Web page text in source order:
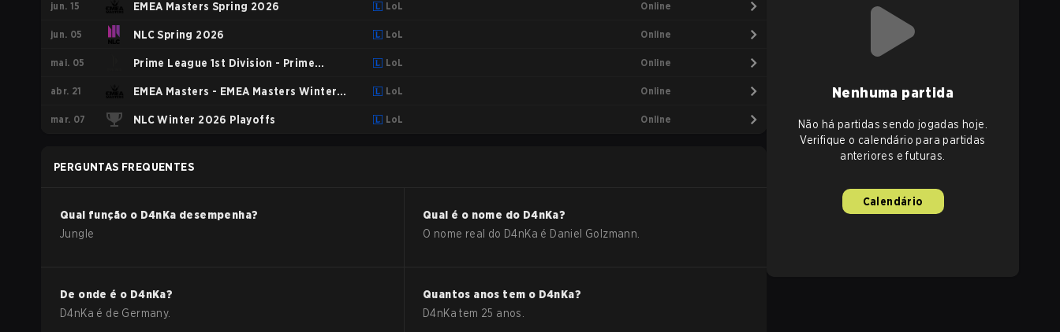
jun. 15 EMEA Masters Spring 2026 LoL Online
jun. 05 NLC Spring 2026 LoL Online
mai. 05 Prime League 1st Division - Prime
League 1st Division Spring 2026
LoL Online
abr. 21 EMEA Masters - EMEA Masters Winter
2026
LoL Online
mar. 07 NLC Winter 2026 Playoffs LoL Online
PERGUNTAS FREQUENTES
Qual função o D4nKa desempenha?
Jungle
Qual é o nome do D4nKa?
O nome real do D4nKa é Daniel Golzmann
De onde é o D4nKa?
D4nKa é de Germany.
Quantos anos tem o D4nKa?
D4nKa tem 25 anos.
Nenhuma partida
Não há partidas sendo jogadas hoje.
Verifique o calendário para partidas
anteriores e futuras.
Calendário